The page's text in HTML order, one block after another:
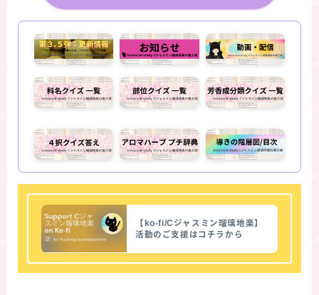
【ko-fi/Cジャスミン瑠璃地楽】
活動のご支援はコチラから